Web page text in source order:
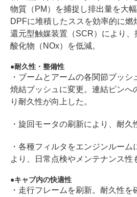
物質（PM）を捕捉し排出量を大
DPFに堆積したススを効率的に燃
還元型触媒装置（SCR）により
酸化物（NOx）を低減。
耐久性・整備性
・ブームとアームの各関節ブッ
焼結ブッシュに変更。連結ピンへ
り耐久性が向上した。
・旋回モータの刷新により、耐久
・各種フィルタをエンジンルーム
より、日常点検やメンテナンス性
キャブ内の快適性
・走行フレームを刷新。耐久性を